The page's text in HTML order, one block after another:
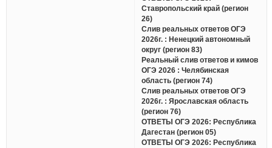
Ставропольский край (регион
26)
Слив реальных ответов ОГЭ
2026г. : Ненецкий автономный
округ (регион 83)
Реальный слив ответов и кимов
ОГЭ 2026 : Челябинская
область (регион 74)
Слив реальных ответов ОГЭ
2026г. : Ярославская область
(регион 76)
ОТВЕТЫ ОГЭ 2026: Республика
Дагестан (регион 05)
ОТВЕТЫ ОГЭ 2026: Республика